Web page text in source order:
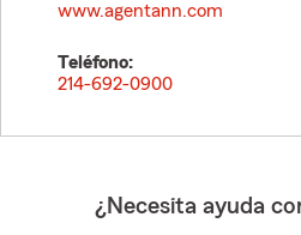
www.agentann.com
Teléfono:
214-692-0900
¿Necesita ayuda